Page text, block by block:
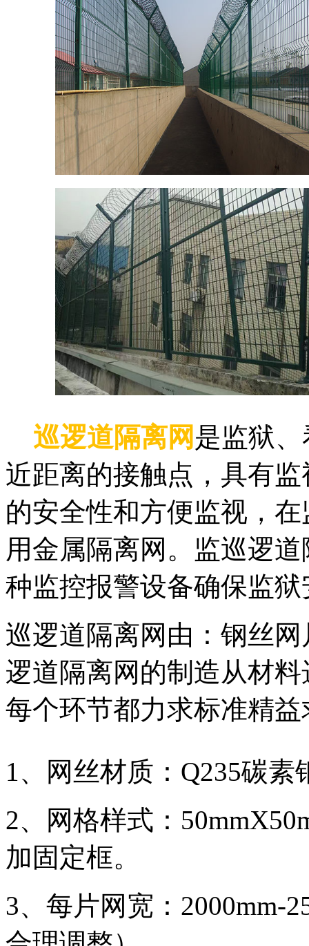
巡逻道隔离网 是监狱
近距离的接触点，具有
的安全性和方便监视，
用金属隔离网。监巡逻
种监控报警设备确保监
巡逻道隔离网由：钢丝
逻道隔离网的制造从材
每个环节都力求标准精益
1、网丝材质：Q235碳素
2、网格样式：
加固定框。
3、每片网宽：2000mm-